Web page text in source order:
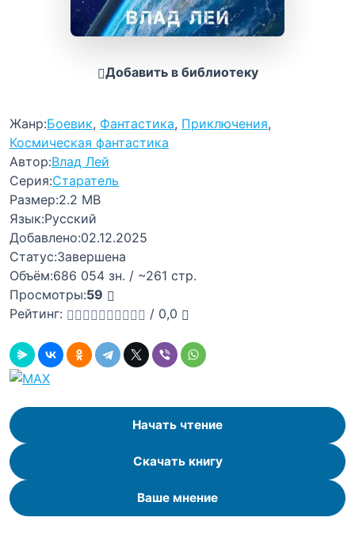
Добавить в библиотеку
Жанр:Боевик, Фантастика, Приключения,
Космическая фантастика
Автор:Влад Лей
Серия:Старатель
Размер:2.2 MB
Язык:Русский
Добавлено:02.12.2025
Статус:Завершена
Объём:686 054 зн. / ~261 стр.
Просмотры:59
Рейтинг:
/ 0,0
Начать чтение
Скачать книгу
Ваше мнение